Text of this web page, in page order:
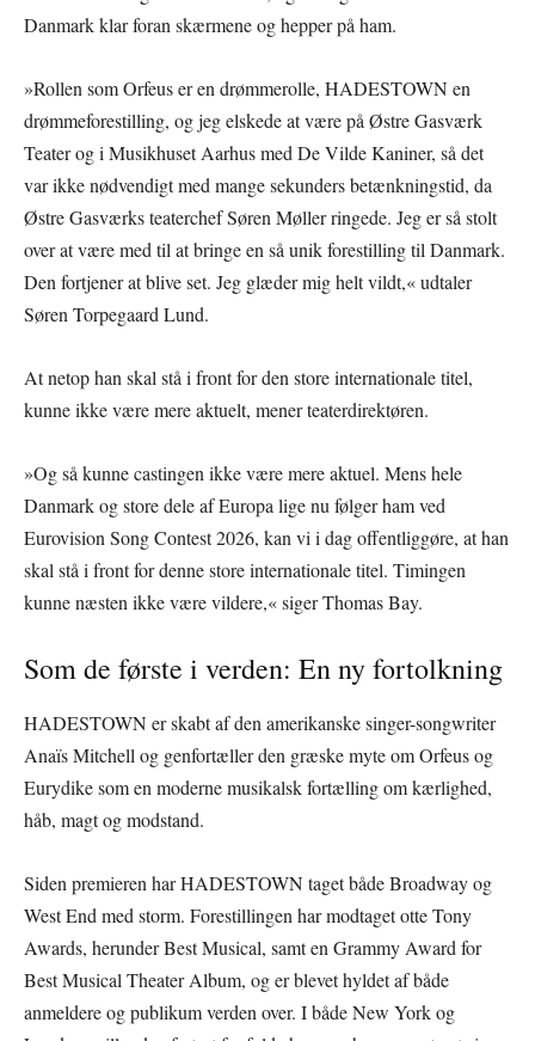
Danmark klar foran skærmene og hepper på ham.
»Rollen som Orfeus er en drømmerolle, HADESTOWN en
drømmeforestilling, og jeg elskede at være på Østre Gasværk
Teater og i Musikhuset Aarhus med De Vilde Kaniner, så det
var ikke nødvendigt med mange sekunders betænkningstid, da
Østre Gasværks teaterchef Søren Møller ringede. Jeg er så stolt
over at være med til at bringe en så unik forestilling til Danmark.
Den fortjener at blive set. Jeg glæder mig helt vildt,« udtaler
Søren Torpegaard Lund.
At netop han skal stå i front for den store internationale titel,
kunne ikke være mere aktuelt, mener teaterdirektøren.
»Og så kunne castingen ikke være mere aktuel. Mens hele
Danmark og store dele af Europa lige nu følger ham ved
Eurovision Song Contest 2026, kan vi i dag offentliggøre, at han
skal stå i front for denne store internationale titel. Timingen
kunne næsten ikke være vildere,« siger Thomas Bay.
Som de første i verden: En ny fortolkning
HADESTOWN er skabt af den amerikanske singer-songwriter
Anaïs Mitchell og genfortæller den græske myte om Orfeus og
Eurydike som en moderne musikalsk fortælling om kærlighed,
håb, magt og modstand.
Siden premieren har HADESTOWN taget både Broadway og
West End med storm. Forestillingen har modtaget otte Tony
Awards, herunder Best Musical, samt en Grammy Award for
Best Musical Theater Album, og er blevet hyldet af både
anmeldere og publikum verden over. I både New York og